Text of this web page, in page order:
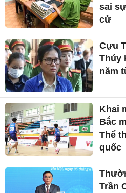
sai
cử
Cựu
Thúy
năm
Khai
Bắc
Thể
quốc
Trần